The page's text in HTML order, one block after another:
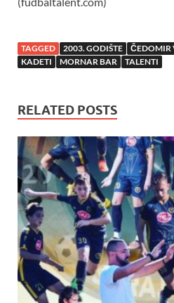
TAGGED 2003. GODIŠTE ČEDOMIR
KADETI
MORNAR BAR TALENTI
RELATED POSTS